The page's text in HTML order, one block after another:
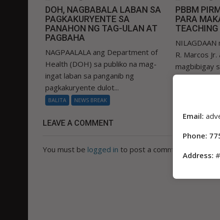
DOH, NAGBABALA LABAN SA
PAGKAKURYENTE SA
PANAHON NG TAG-ULAN AT
PAGBAHA
NAGPAALALA ang Department of
Health (DOH) sa publiko na mag-
ingat laban sa panganib ng
pagkakuryente dulot...
BALITA NEWS BREAK
PBBM
PARA
R. Marcos
magbibigay
Education
LEAVE A COMMENT
You must be logged in to post a comment.
Email:
Phone:
Address: